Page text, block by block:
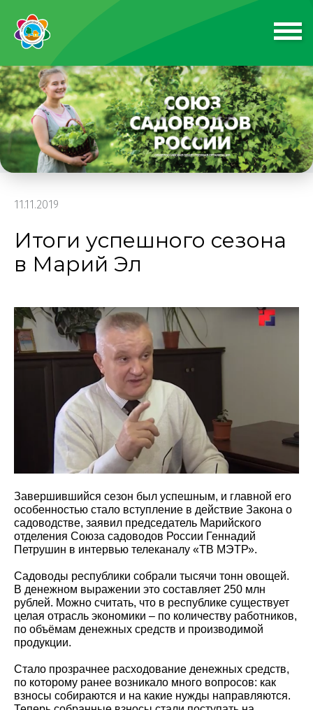
11.11.2019
Итоги успешного сезона
в Марий Эл
Завершившийся сезон был успешным, и главной его
особенностью стало вступление в действие Закона о
садоводстве, заявил председатель Марийского
отделения Союза садоводов России Геннадий
Петрушин в интервью телеканалу «ТВ МЭТР».
Садоводы республики собрали тысячи тонн овощей.
В денежном выражении это составляет 250 млн
рублей. Можно считать, что в республике существует
целая отрасль экономики – по количеству работников,
по объёмам денежных средств и производимой
продукции.
Стало прозрачнее расходование денежных средств,
по которому ранее возникало много вопросов: как
взносы собираются и на какие нужды направляются.